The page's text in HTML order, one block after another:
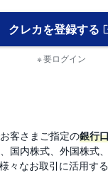
クレカを登録する
要ログイン
客さまご指定の銀行
国内株式、外国株式
々なお取引に活用す